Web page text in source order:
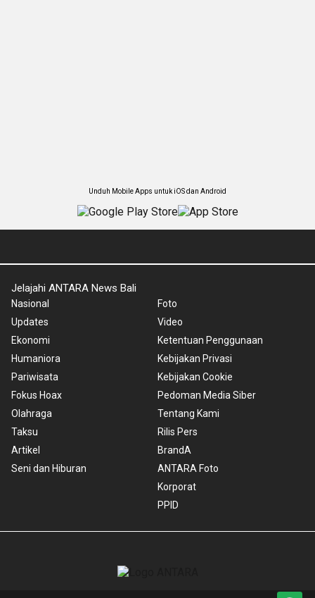
Unduh Mobile Apps untuk iOS dan Android
Jelajahi ANTARA News Bali
Nasional
Updates
Ekonomi
Humaniora
Pariwisata
Fokus Hoax
Olahraga
Taksu
Artikel
Seni dan Hiburan
Foto
Video
Ketentuan Penggunaan
Kebijakan Privasi
Kebijakan Cookie
Pedoman Media Siber
Tentang Kami
Rilis Pers
BrandA
ANTARA Foto
Korporat
PPID